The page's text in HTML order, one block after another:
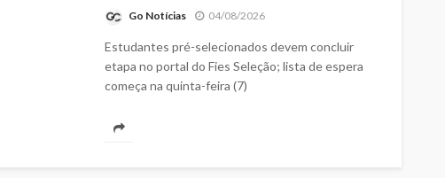
Go Notícias 04/08/2026
Estudantes pré-selecionados devem concluir
etapa no portal do Fies Seleção; lista de espera
começa na quinta-feira (7)